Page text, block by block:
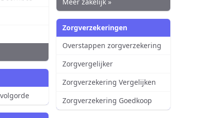
Zorgverzekeringen
Overstappen zorgverzekering
Zorgvergelijker
Zorgverzekering Vergelijken
Zorgverzekering Goedkoop